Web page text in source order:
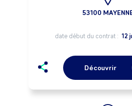
53100
date début du contrat : 12
Découvrir